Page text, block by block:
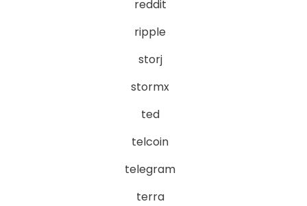
reddit
ripple
storj
stormx
ted
telcoin
telegram
terra